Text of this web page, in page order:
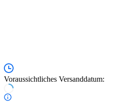
Voraussichtliches Versanddatum: